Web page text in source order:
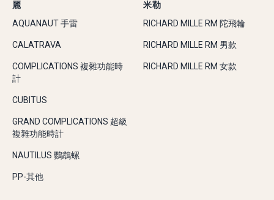
麗
AQUANAUT 手雷
CALATRAVA
COMPLICATIONS 複雜功能時
計
CUBITUS
GRAND COMPLICATIONS 超級
複雜功能時計
NAUTILUS 鸚鵡螺
PP-其他
米勒
RICHARD MILLE RM 陀飛輪
RICHARD MILLE RM 男款
RICHARD MILLE RM 女款